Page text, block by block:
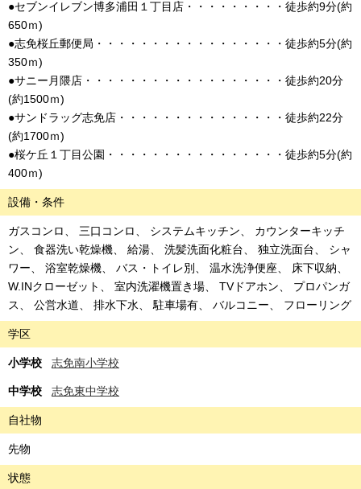
●セブンイレブン博多浦田１丁目店・・・・・・・・・徒歩約9分(約
650ｍ)
●志免桜丘郵便局・・・・・・・・・・・・・・・・・徒歩約5分(約
350ｍ)
●サニー月隈店・・・・・・・・・・・・・・・・・・徒歩約20分
(約1500ｍ)
●サンドラッグ志免店・・・・・・・・・・・・・・・徒歩約22分
(約1700ｍ)
●桜ケ丘１丁目公園・・・・・・・・・・・・・・・・徒歩約5分(約
400ｍ)
設備・条件
ガスコンロ 三口コンロ システムキッチン
カウンターキッチ
ン
食器洗い乾燥機 給湯 洗髪洗面化粧台 独立洗面台
シャ
ワー
浴室乾燥機 バス・トイレ別 温水洗浄便座
床下収納
W.INクローゼット
室内洗濯機置き場 TVドアホン
プロパンガ
ス
公営水道 排水下水 駐車場有 バルコニー フローリング
学区
小学校 志免南小学校
中学校 志免東中学校
自社物
先物
状態